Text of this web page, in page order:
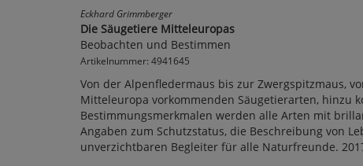
Eckhard Grimmberger
Die Säugetiere Mitteleuropas
Beobachten und Bestimmen
Artikelnummer: 4941645
Von der Alpenfledermaus bis zur Zwergspitzmaus,
Mitteleuropa vorkommenden Säugetierarten, hinzu
Bestimmungsmerkmalen werden alle Arten mit
Angaben zum Schutzstatus, die Beschreibung von
unverzichtbaren Begleiter für alle Naturfreunde.